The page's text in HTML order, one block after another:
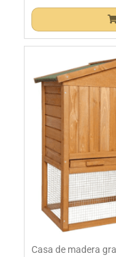
Casa de madera